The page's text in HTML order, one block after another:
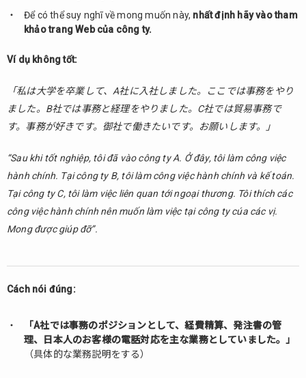
Để có thể suy nghĩ về mong muốn này, nhất định hãy vào tham
khảo trang Web của công ty.
Ví dụ không tốt:
「私は大学を卒業して、A社に入社しました。ここでは事務をやり
ました。B社では事務と経理をやりました。C社では貿易事務で
す。事務が好きです。御社で働きたいです。お願いします。」
“Sau khi tốt nghiệp, tôi đã vào công ty A. Ở đây, tôi làm công việc
hành chính. Tại công ty B, tôi làm công việc hành chính và kế toán.
Tại công ty C, tôi làm việc liên quan tới ngoại thương. Tôi thích các
công việc hành chính nên muốn làm việc tại công ty cúa các vị.
Mong được giúp đỡ”.
Cách nói đúng:
「A社では事務のポジションとして、経費精算、発注書の管
理、日本人のお客様の電話対応を主な業務としていました。」
（具体的な業務説明をする）